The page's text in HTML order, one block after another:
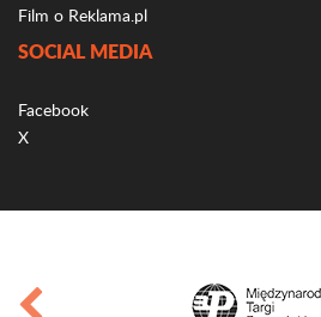
Film o Reklama.pl
SOCIAL MEDIA
Facebook
X